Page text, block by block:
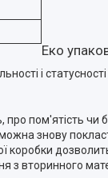
Еко
і
про пом'ятість
знову
коробки
з вторинного